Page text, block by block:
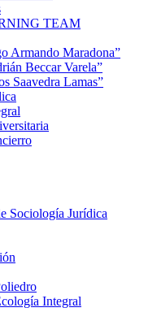
TEAM
Armando Maradona”
Beccar Varela”
Saavedra Lamas”
Sociología Jurídica
Integral